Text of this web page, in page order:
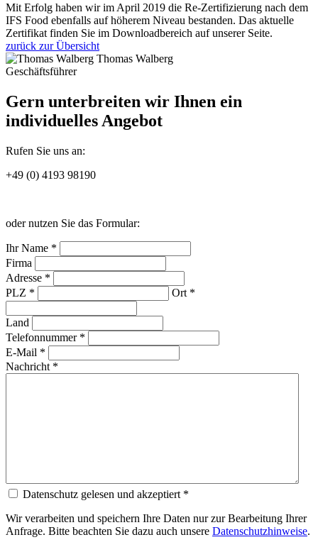
Mit Erfolg haben wir im April 2019 die Re-Zertifizierung nach dem
IFS Food ebenfalls auf höherem Niveau bestanden. Das aktuelle
Zertifikat finden Sie im Downloadbereich auf unserer Seite.
zurück zur Übersicht
Thomas Walberg
Geschäftsführer
Gern unterbreiten wir Ihnen ein
individuelles Angebot
Rufen Sie uns an:
+49 (0) 4193 98190
oder nutzen Sie das Formular:
Ihr Name *
Firma
Adresse *
PLZ *
Ort *
Land
Telefonnummer *
E-Mail *
Nachricht *
Datenschutz gelesen und akzeptiert *
Wir verarbeiten und speichern Ihre Daten nur zur Bearbeitung Ihrer
Anfrage. Bitte beachten Sie dazu auch unsere Datenschutzhinweise.